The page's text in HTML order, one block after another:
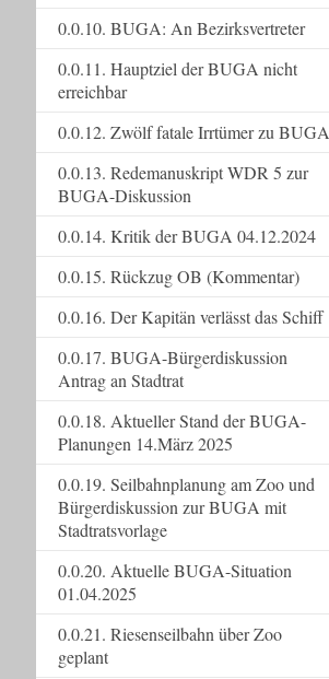
0.0.10. BUGA: An Bezirksvertreter
0.0.11. Hauptziel der BUGA nicht
erreichbar
0.0.12. Zwölf fatale Irrtümer zu BUGA
0.0.13. Redemanuskript WDR 5 zur
BUGA-Diskussion
0.0.14. Kritik der BUGA 04.12.2024
0.0.15. Rückzug OB (Kommentar)
0.0.16. Der Kapitän verlässt das Schiff
0.0.17. BUGA-Bürgerdiskussion
Antrag an Stadtrat
0.0.18. Aktueller Stand der BUGA-
Planungen 14.März 2025
0.0.19. Seilbahnplanung am Zoo und
Bürgerdiskussion zur BUGA mit
Stadtratsvorlage
0.0.20. Aktuelle BUGA-Situation
01.04.2025
0.0.21. Riesenseilbahn über Zoo
geplant